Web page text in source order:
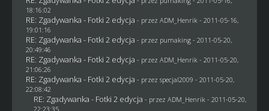
18:16:02
RE: Zgadywanka - Fotki 2 edycja - przez ADM_Henrik - 2011-05-16,
19:01:16
RE: Zgadywanka - Fotki 2 edycja - przez pumaking- 2011-05-20,
20:49:46
RE: Zgadywanka - Fotki 2 edycja - przez ADM_Henrik - 2011-05-20,
21:06:26
RE: Zgadywanka - Fotki 2 edycja - przez specjal2009 - 2011-05-20,
22:08:42
RE: Zgadywanka - Fotki 2 edycja - przez ADM_Henrik - 2011-05-20,
22:23:35